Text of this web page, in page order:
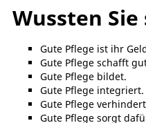
Wussten
Gute Pflege ist ihr
Gute Pflege schafft
Gute Pflege bildet.
Gute Pflege integriert.
Gute Pflege
Gute Pflege sorgt